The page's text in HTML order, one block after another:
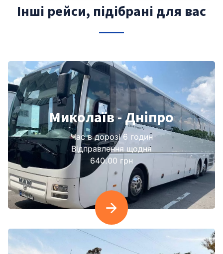
Інші рейси, підібрані для вас
Миколаїв - Дніпро
Час в дорозі 6 годин
Відправлення щодня
640.00 грн